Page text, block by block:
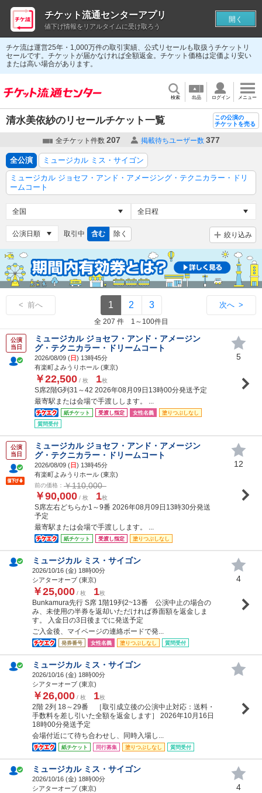
チケ流は運営25年・1,000万件の取引実績、公式リセールも取扱うチケットリ
セールです。チケットが届かなければ全額返金。チケット価格は定価より安い
または高い場合があります。
検索 出品 ログイン メニュー
清水美依紗のリセールチケット一覧
この公演の
チケットを売る
全チケット件数 207 掲載待ちユーザー数 377
全公演
ミュージカル ミス・サイゴン
ミュージカル ジョセフ・アンド・アメージング・テクニカラー・ドリ
ームコート
取引中 含む 除く 絞り込み
< 前へ 1 2 3 次へ >
全 207 件 1～100件目
公演
当日
ミュージカル ジョセフ・アンド・アメージン
グ・テクニカラー・ドリームコート
2026/08/09 (日) 13時45分
有楽町よみうりホール (東京)
￥22,500 / 枚 1枚
S席2階G列31～42 2026年08月09日13時00分発送予定
最寄駅または会場で手渡しします。 ...
紙チケット 受渡し指定 女性名義
塗りつぶしなし
質問受付
5
公演
当日
ミュージカル ジョセフ・アンド・アメージン
グ・テクニカラー・ドリームコート
2026/08/09 (日) 13時45分
有楽町よみうりホール (東京)
前の価格： ￥110,000
￥90,000 / 枚 1枚
S席左右どちらか1～9番 2026年08月09日13時30分発送
予定
最寄駅または会場で手渡しします。 ...
紙チケット 受渡し指定 塗りつぶしなし
12
ミュージカル ミス・サイゴン
2026/10/16 (金) 18時00分
シアターオーブ (東京)
￥25,000 / 枚 1枚
Bunkamura先行 S席 1階19列2~13番 公演中止の場合の
み、未使用の半券を返却いただければ券面額を返金しま
す。 入金日の3日後までに発送予定
ご入金後、マイページの連絡ボードで発...
発券番号 女性名義 塗りつぶしなし 質問受付
4
ミュージカル ミス・サイゴン
2026/10/16 (金) 18時00分
シアターオーブ (東京)
￥26,000 / 枚 1枚
2階 2列 18～29番 ［取引成立後の公演中止対応：送料・
手数料を差し引いた全額を返金します］ 2026年10月16日
18時00分発送予定
会場付近にて待ち合わせし、同時入場し...
紙チケット 同行募集 塗りつぶしなし 質問受付
ミュージカル ミス・サイゴン
2026/10/16 (金) 18時00分
シアターオーブ (東京)
4
チケット流通センターアプリ
値下げ情報をリアルタイムに受け取ろう
開く